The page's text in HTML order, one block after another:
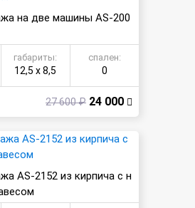
на две машины AS-200
габариты:
12,5 х 8,5
спален:
0
27 600 ₽ 24 000
AS-2152 из кирпича с н